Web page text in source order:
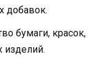
добавок.
бумаги, красок,
изделий.